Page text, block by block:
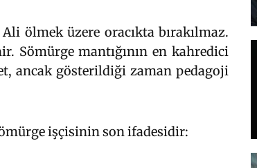
ölmek üzere oracıkta bırakılmaz.
Sömürge mantığının en kahredici
ancak gösterildiği zaman pedagoji
işçisinin son ifadesidir: